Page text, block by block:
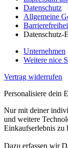
Datenschutz
Allgemeine
Datenschutz-
Unternehmen
Weitere nice
Vertrag widerrufen
Personalisiere dein
Nur mit deiner
und weitere
Einkaufserlebnis zu
Dazu erfassen wir